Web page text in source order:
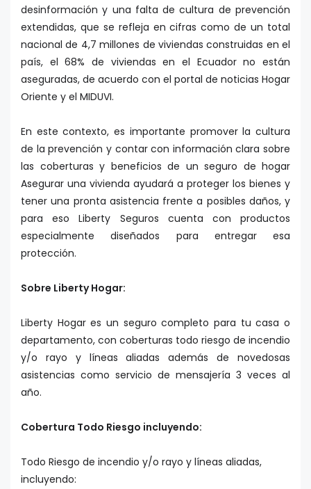
desinformación y una falta de cultura de prevención
extendidas, que se refleja en cifras como de un total
nacional de 4,7 millones de viviendas construidas en el
país, el 68% de viviendas en el Ecuador no están
aseguradas, de acuerdo con el portal de noticias Hogar
Oriente y el MIDUVI.
En este contexto, es importante promover la cultura
de la prevención y contar con información clara sobre
las coberturas y beneficios de un seguro de hogar
Asegurar una vivienda ayudará a proteger los bienes y
tener una pronta asistencia frente a posibles daños, y
para eso Liberty Seguros cuenta con productos
especialmente diseñados para entregar esa
protección.
Sobre Liberty Hogar:
Liberty Hogar es un seguro completo para tu casa o
departamento, con coberturas todo riesgo de incendio
y/o rayo y líneas aliadas además de novedosas
asistencias como servicio de mensajería 3 veces al
año.
Cobertura Todo Riesgo incluyendo:
Todo Riesgo de incendio y/o rayo y líneas aliadas,
incluyendo: